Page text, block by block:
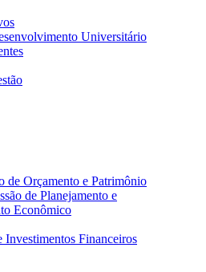
Universitário
de Orçamento e Patrimônio
de Planejamento e
Econômico
Financeiros